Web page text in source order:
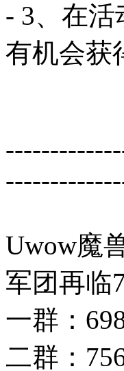
- 3、在
有机会获
Uwow魔
军团再临
一群：
二群：